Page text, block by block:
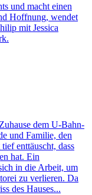
und macht einen
Hoffnung, wendet
mit Jessica
dem U-Bahn-
und Familie, den
enttäuscht, dass
hat. Ein
in die Arbeit, um
zu verlieren. Da
des Hauses...